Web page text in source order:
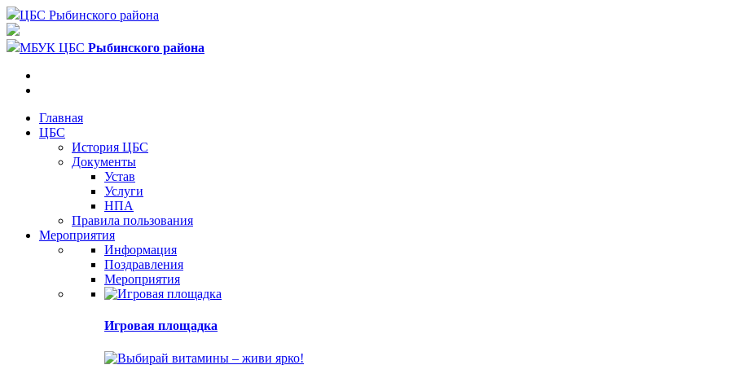
ЦБС Рыбинского района
МБУК ЦБС Рыбинского района
Главная
ЦБС
История ЦБС
Документы
Устав
Услуги
НПА
Правила пользования
Мероприятия
Информация
Поздравления
Мероприятия
Игровая площадка